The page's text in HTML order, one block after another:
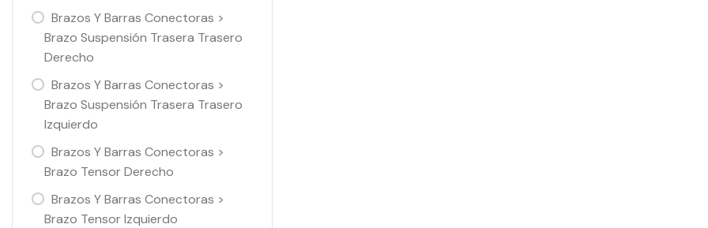
Brazos Y Barras Conectoras >
Brazo Suspensión Trasera Trasero
Derecho
Brazos Y Barras Conectoras >
Brazo Suspensión Trasera Trasero
Izquierdo
Brazos Y Barras Conectoras >
Brazo Tensor Derecho
Brazos Y Barras Conectoras >
Brazo Tensor Izquierdo